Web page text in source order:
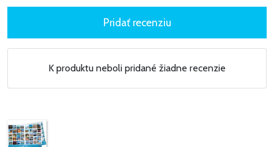
K produktu neboli pridané žiadne recenzie